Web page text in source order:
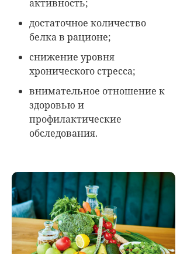
активность;
достаточное количество
белка в рационе;
снижение уровня
хронического стресса;
внимательное отношение к
здоровью и
профилактические
обследования.